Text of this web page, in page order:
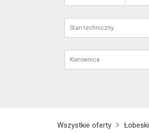
Stan techniczny
Kierownica
Wszystkie oferty Łobeski